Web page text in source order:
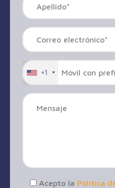
+1
Acepto la Política